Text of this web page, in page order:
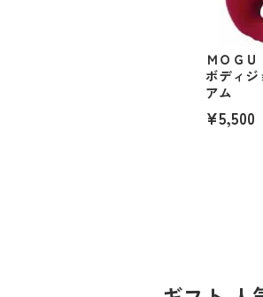
ＭＯＧ
ボディジ
アム
¥5,500